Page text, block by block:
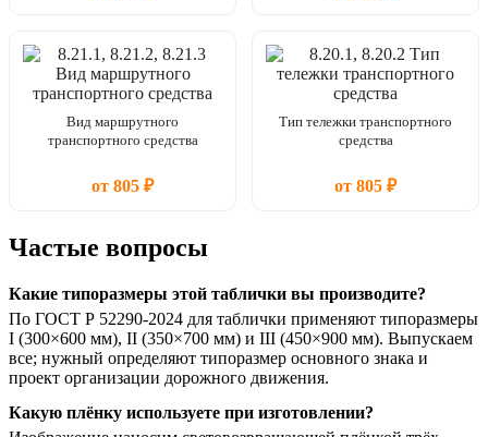
Вид маршрутного
транспортного средства
от 805 ₽
Тип тележки транспортного
средства
от 805 ₽
Частые вопросы
Какие типоразмеры этой таблички вы производите?
По ГОСТ Р 52290-2024 для таблички применяют типоразмеры
I (300×600 мм), II (350×700 мм) и III (450×900 мм). Выпускаем
все; нужный определяют типоразмер основного знака и
проект организации дорожного движения.
Какую плёнку используете при изготовлении?